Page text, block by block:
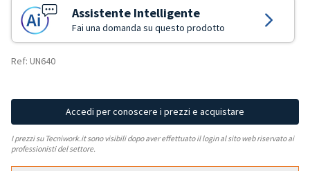
Assistente Intelligente
Fai una domanda su questo prodotto
Ref: UN640
Accedi per conoscere i prezzi e acquistare
I prezzi su Tecniwork.it sono visibili dopo aver effettuato il login al sito web riservato ai
professionisti del settore.